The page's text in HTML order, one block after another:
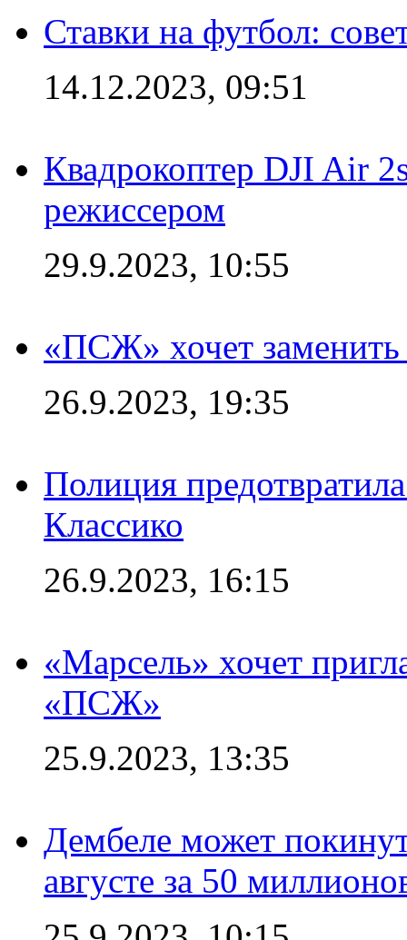
Ставки на футбол:
14.12.2023, 09:51
Квадрокоптер DJI Air
режиссером
29.9.2023, 10:55
«ПСЖ» хочет
26.9.2023, 19:35
Полиция
Классико
26.9.2023, 16:15
«Марсель» хочет
«ПСЖ»
25.9.2023, 13:35
Дембеле может
августе за 50